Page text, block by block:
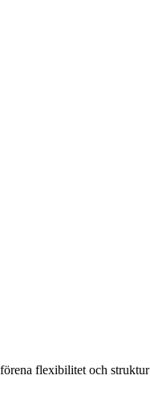
flexibilitet och struktur